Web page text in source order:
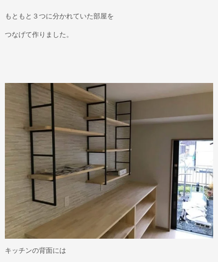
もともと３つに分かれていた部屋を
つなげて作りました。
キッチンの背面には